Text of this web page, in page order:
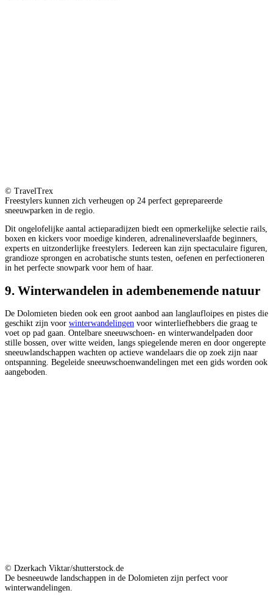
© TravelTrex
Freestylers kunnen zich verheugen op 24 perfect geprepareerde
sneeuwparken in de regio.
Dit ongelofelijke aantal actieparadijzen biedt een opmerkelijke selectie rails,
boxen en kickers voor moedige kinderen, adrenalineverslaafde beginners,
experts en uitzonderlijke freestylers. Iedereen kan zijn spectaculaire figuren,
grandioze sprongen en acrobatische stunts testen, oefenen en perfectioneren
in het perfecte snowpark voor hem of haar.
9. Winterwandelen in adembenemende natuur
De Dolomieten bieden ook een groot aanbod aan langlaufloipes en pistes die
geschikt zijn voor winterwandelingen voor winterliefhebbers die graag te
voet op pad gaan. Ontelbare sneeuwschoen- en winterwandelpaden door
stille bossen, over witte weiden, langs spiegelende meren en door ongerepte
sneeuwlandschappen wachten op actieve wandelaars die op zoek zijn naar
ontspanning. Begeleide sneeuwschoenwandelingen met een gids worden ook
aangeboden.
© Dzerkach Viktar/shutterstock.de
De besneeuwde landschappen in de Dolomieten zijn perfect voor
winterwandelingen.